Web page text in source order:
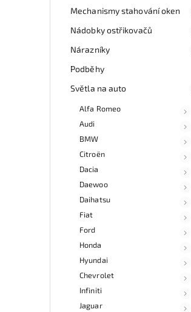
Mechanismy stahování oken
Nádobky ostřikovačů
Nárazníky
Podběhy
Světla na auto
Alfa Romeo
Audi
BMW
Citroën
Dacia
Daewoo
Daihatsu
Fiat
Ford
Honda
Hyundai
Chevrolet
Infiniti
Jaguar